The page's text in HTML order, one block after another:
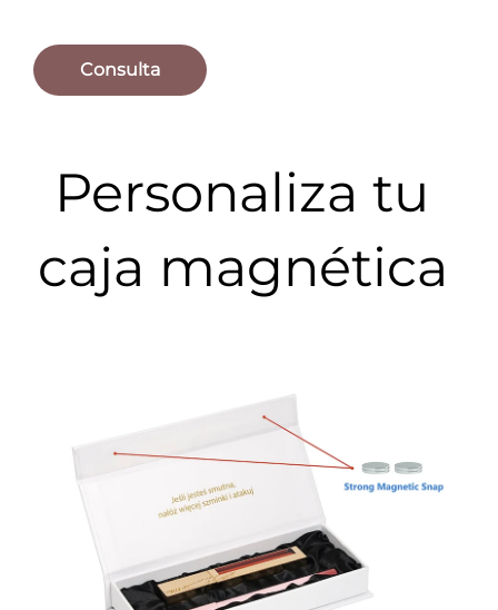
Consulta
Personaliza tu